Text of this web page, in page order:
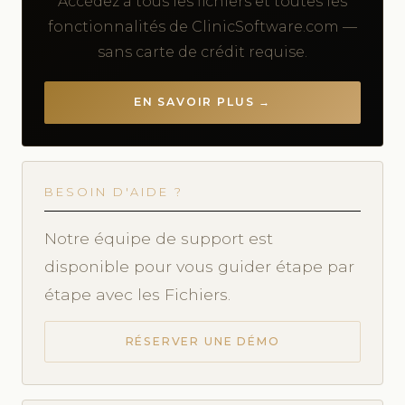
fonctionnalités de ClinicSoftware.com —
sans carte de crédit requise.
EN SAVOIR PLUS →
BESOIN D'AIDE ?
Notre équipe de support est
disponible pour vous guider étape par
étape avec les Fichiers.
RÉSERVER UNE DÉMO